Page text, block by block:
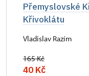
Přemyslovské
Křivoklátu
Vladislav Razím
165 Kč
40 Kč